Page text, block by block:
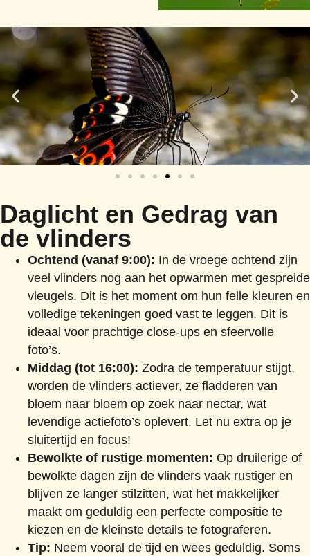
Daglicht en Gedrag van
de vlinders
Ochtend (vanaf 9:00): In de vroege ochtend zijn
veel vlinders nog aan het opwarmen met gespreide
vleugels. Dit is het moment om hun felle kleuren en
volledige tekeningen goed vast te leggen. Dit is
ideaal voor prachtige close-ups en sfeervolle
foto’s.
Middag (tot 16:00): Zodra de temperatuur stijgt,
worden de vlinders actiever, ze fladderen van
bloem naar bloem op zoek naar nectar, wat
levendige actiefoto’s oplevert. Let nu extra op je
sluitertijd en focus!
Bewolkte of rustige momenten: Op druilerige of
bewolkte dagen zijn de vlinders vaak rustiger en
blijven ze langer stilzitten, wat het makkelijker
maakt om geduldig een perfecte compositie te
kiezen en de kleinste details te fotograferen.
Tip: Neem vooral de tijd en wees geduldig. Soms